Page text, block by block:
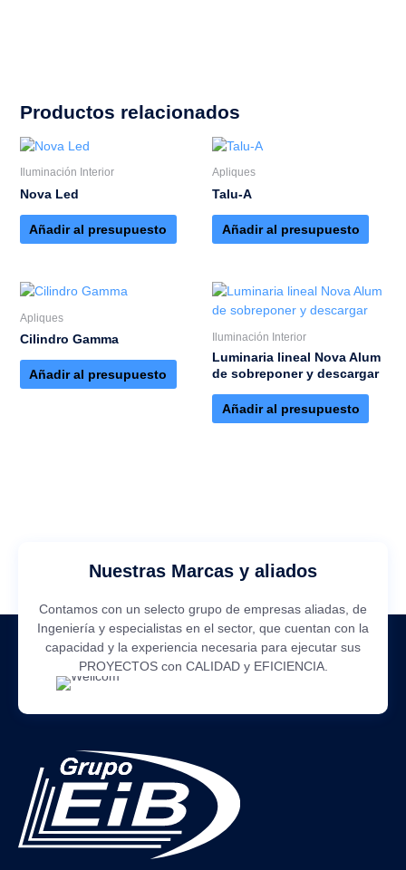
Productos relacionados
Iluminación Interior
Nova Led
Añadir al presupuesto
Apliques
Talu-A
Añadir al presupuesto
Apliques
Cilindro Gamma
Añadir al presupuesto
Iluminación Interior
Luminaria lineal Nova Alum
de sobreponer y descargar
Añadir al presupuesto
Nuestras Marcas y aliados
Contamos con un selecto grupo de empresas aliadas, de
Ingeniería y especialistas en el sector, que cuentan con la
capacidad y la experiencia necesaria para ejecutar sus
PROYECTOS con CALIDAD y EFICIENCIA.